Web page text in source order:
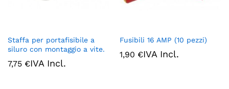
Staffa per portafisibile a
siluro con montaggio a vite.
7,75 €IVA Incl.
Fusibili 16 AMP (10 pezzi)
1,90 €IVA Incl.